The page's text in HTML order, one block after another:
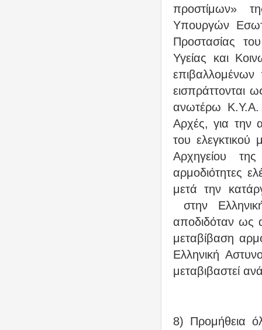
προστίμων»
Υπουργών
Προστασίας
Υγείας και
επιβαλλομένων
εισπράττονται
ανωτέρω Κ.Υ.Α.
Αρχές, για την
του
Αρχηγείου
αρμοδιότητες
μετά την
στην
αποδιδόταν ως
μεταβίβαση
Ελληνική
μεταβιβαστεί
8) Προμήθεια